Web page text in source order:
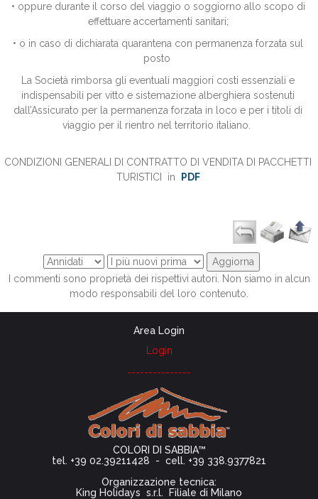
• oppure durante il corso del viaggio o soggiorno allo scopo di
effettuare accertamenti sanitari;
• o in caso di dichiarata quarantena con permanenza forzata sul
posto
La Società rimborsa gli eventuali maggiori costi essenziali e
indispensabili per vitto e sistemazione alberghiera sostenuti
dall’Assicurato per la permanenza forzata in loco e per i titoli di
viaggio per il rientro nel territorio italiano.
CONDIZIONI GENERALI DI CONTRATTO DI VENDITA DI PACCHETTI
TURI STICI in PDF
I commenti sono proprietà dei rispettivi autori. Non siamo in alcun
modo responsabili del loro contenuto.
Area Login
Login
---------------
COLORI DI SABBIA™
tel. +39 02.39211428 - cell. +39 338.9377821
Organizzazione tecnica:
King Holidays s.r.l. Filiale di Milano